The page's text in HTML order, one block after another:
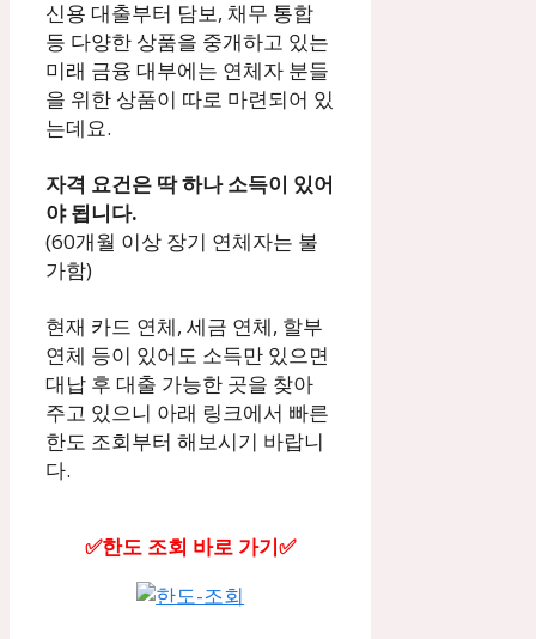
신용 대출부터 담보, 채무 통합
등 다양한 상품을 중개하고 있는
미래 금융 대부에는 연체자 분들
을 위한 상품이 따로 마련되어 있
는데요.
자격 요건은 딱 하나 소득이 있어
야 됩니다.
(60개월 이상 장기 연체자는 불
가함)
현재 카드 연체, 세금 연체, 할부
연체 등이 있어도 소득만 있으면
대납 후 대출 가능한 곳을 찾아
주고 있으니 아래 링크에서 빠른
한도 조회부터 해보시기 바랍니
다.
✅한도 조회 바로 가기✅